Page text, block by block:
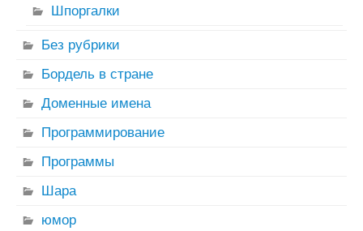
Шпоргалки
Без рубрики
Бордель в стране
Доменные имена
Программирование
Программы
Шара
юмор